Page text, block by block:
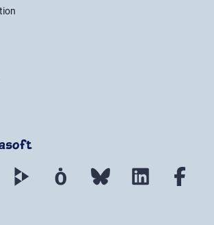
Mastodon PeerTube Mobilizon Bluesky LinkedIn